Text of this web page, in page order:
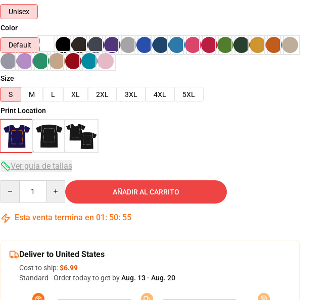
Unisex
Color
Default
Size
S
M L XL 2XL 3XL 4XL
5XL
Print Location
Ver guía de tallas
AÑADIR AL CARRITO
Esta venta termina en 01 : 50: 54
Deliver to United States
Cost to ship:$6.99
Standard - Order today to get byAug. 13 - Aug. 20